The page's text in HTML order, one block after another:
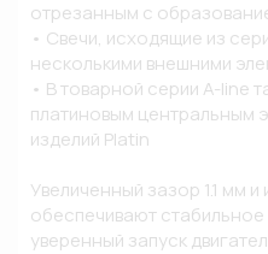
отрезанным с
• Свечи, исходящие из
несколькими внешними
• В товарной серии A-line
платиновым центральным
изделий Platin
Увеличенный зазор 1.1 мм
обеспечивают
уверенный запуск